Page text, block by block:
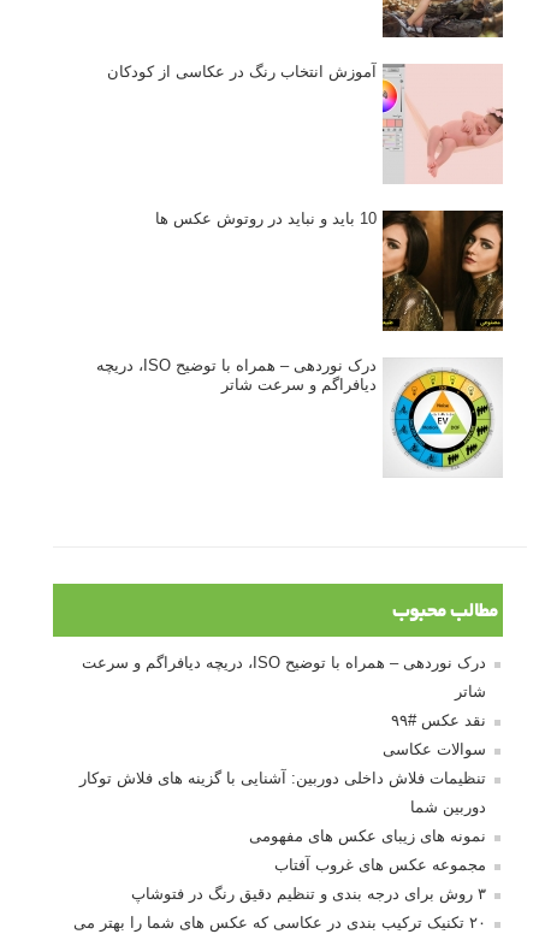
آموزش انتخاب رنگ در عکاسی از کودکان
10 باید و نباید در روتوش عکس ها
درک نوردهی – همراه با توضیح ISO، دریچه
دیافراگم و سرعت شاتر
مطالب محبوب
درک نوردهی – همراه با توضیح ISO، دریچه دیافراگم و سرعت
شاتر
نقد عکس #۹۹
سوالات عکاسی
تنظیمات فلاش داخلی دوربین: آشنایی با گزینه های فلاش توکار
دوربین شما
نمونه های زیبای عکس های مفهومی
مجموعه عکس های غروب آفتاب
۳ روش برای درجه بندی و تنظیم دقیق رنگ در فتوشاپ
۲۰ تکنیک ترکیب بندی در عکاسی که عکس های شما را بهتر می